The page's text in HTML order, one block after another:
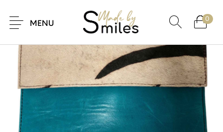
MENU
0
UDSALG